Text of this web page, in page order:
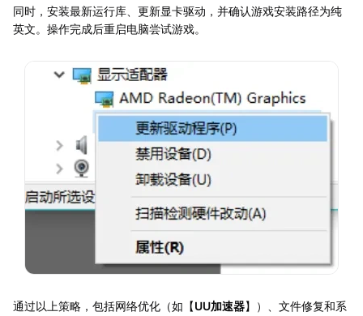
同时，安装最新运行库、更新显卡驱动，并确认游戏安装路径为纯
英文。操作完成后重启电脑尝试游戏。
通过以上策略，包括网络优化（如【UU加速器】）、文件修复和系